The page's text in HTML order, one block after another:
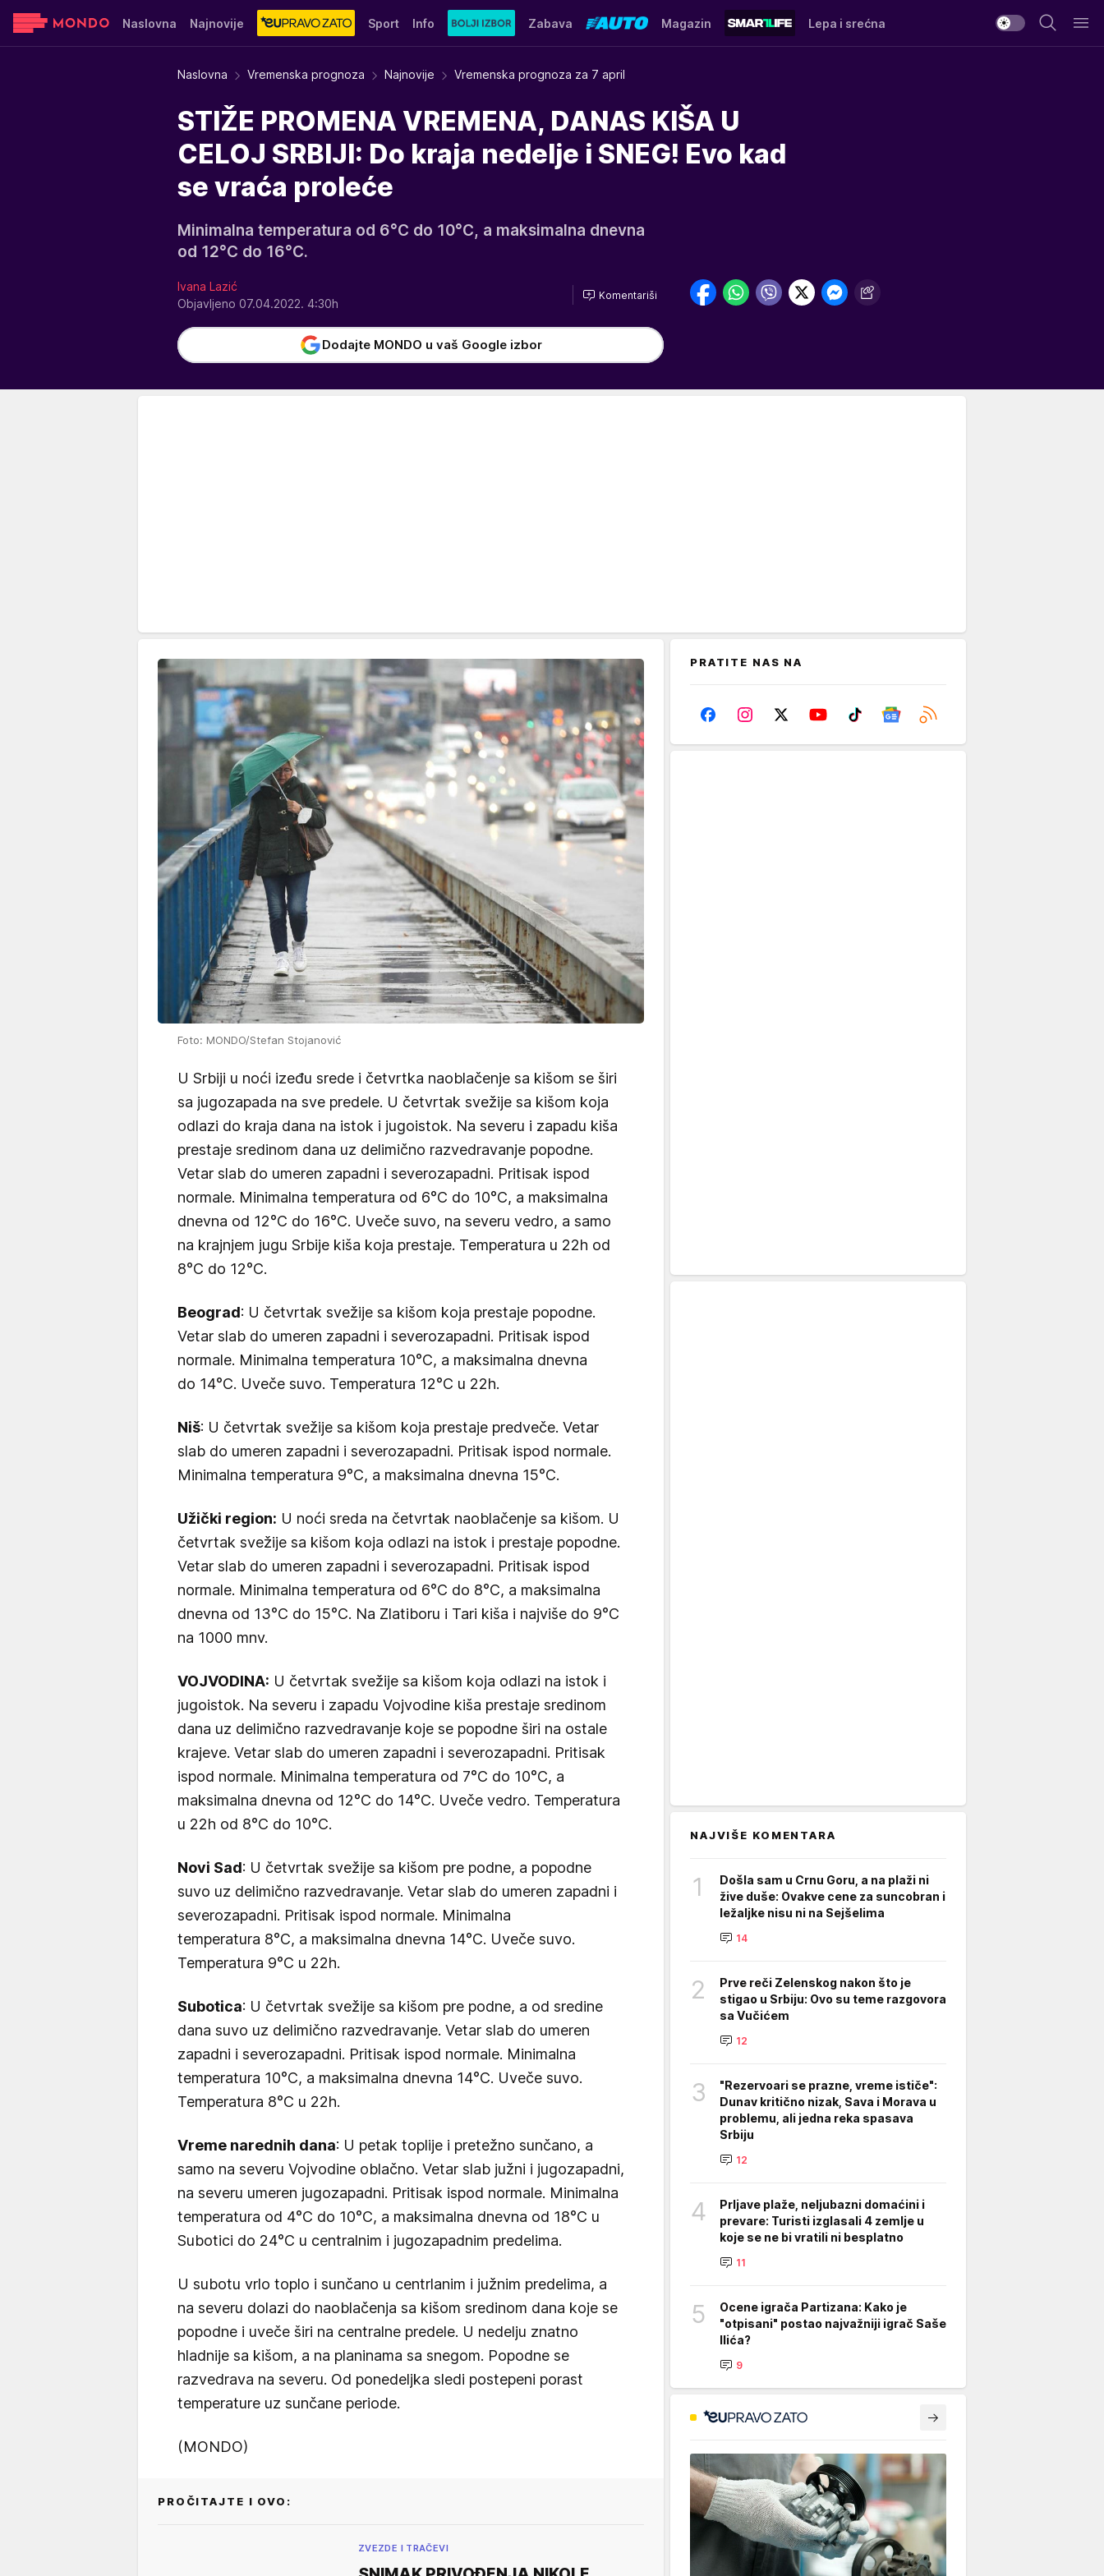
Naslovna Najnovije Sport Info Zabava Magazin Lepa i srećna
Stvar ukusa Yumama
Naslovna Vremenska prognoza Najnovije Vremenska prognoza za 7 april
STIŽE PROMENA VREMENA, DANAS KIŠA U
CELOJ SRBIJI: Do kraja nedelje i SNEG! Evo kad
se vraća proleće
Minimalna temperatura od 6°C do 10°C, a maksimalna dnevna
od 12°C do 16°C.
Ivana Lazić
Objavljeno 07.04.2022. 4:30h
Komentariši
Dodajte MONDO u vaš Google izbor
Foto: MONDO/Stefan Stojanović
U Srbiji u noći izeđu srede i četvrtka naoblačenje sa kišom se širi
sa jugozapada na sve predele. U četvrtak svežije sa kišom koja
odlazi do kraja dana na istok i jugoistok. Na severu i zapadu kiša
prestaje sredinom dana uz delimično razvedravanje popodne.
Vetar slab do umeren zapadni i severozapadni. Pritisak ispod
normale. Minimalna temperatura od 6°C do 10°C, a maksimalna
dnevna od 12°C do 16°C. Uveče suvo, na severu vedro, a samo
na krajnjem jugu Srbije kiša koja prestaje. Temperatura u 22h od
8°C do 12°C.
Beograd: U četvrtak svežije sa kišom koja prestaje popodne.
Vetar slab do umeren zapadni i severozapadni. Pritisak ispod
normale. Minimalna temperatura 10°C, a maksimalna dnevna
do 14°C. Uveče suvo. Temperatura 12°C u 22h.
Niš: U četvrtak svežije sa kišom koja prestaje predveče. Vetar
slab do umeren zapadni i severozapadni. Pritisak ispod normale.
Minimalna temperatura 9°C, a maksimalna dnevna 15°C.
Užički region: U noći sreda na četvrtak naoblačenje sa kišom. U
četvrtak svežije sa kišom koja odlazi na istok i prestaje popodne.
Vetar slab do umeren zapadni i severozapadni. Pritisak ispod
normale. Minimalna temperatura od 6°C do 8°C, a maksimalna
dnevna od 13°C do 15°C. Na Zlatiboru i Tari kiša i najviše do 9°C
na 1000 mnv.
VOJVODINA: U četvrtak svežije sa kišom koja odlazi na istok i
jugoistok. Na severu i zapadu Vojvodine kiša prestaje sredinom
dana uz delimično razvedravanje koje se popodne širi na ostale
krajeve. Vetar slab do umeren zapadni i severozapadni. Pritisak
ispod normale. Minimalna temperatura od 7°C do 10°C, a
maksimalna dnevna od 12°C do 14°C. Uveče vedro. Temperatura
u 22h od 8°C do 10°C.
Novi Sad: U četvrtak svežije sa kišom pre podne, a popodne
suvo uz delimično razvedravanje. Vetar slab do umeren zapadni i
severozapadni. Pritisak ispod normale. Minimalna
temperatura 8°C, a maksimalna dnevna 14°C. Uveče suvo.
Temperatura 9°C u 22h.
Subotica: U četvrtak svežije sa kišom pre podne, a od sredine
dana suvo uz delimično razvedravanje. Vetar slab do umeren
zapadni i severozapadni. Pritisak ispod normale. Minimalna
temperatura 10°C, a maksimalna dnevna 14°C. Uveče suvo.
Temperatura 8°C u 22h.
Vreme narednih dana: U petak toplije i pretežno sunčano, a
samo na severu Vojvodine oblačno. Vetar slab južni i jugozapadni,
na severu umeren jugozapadni. Pritisak ispod normale. Minimalna
temperatura od 4°C do 10°C, a maksimalna dnevna od 18°C u
Subotici do 24°C u centralnim i jugozapadnim predelima.
U subotu vrlo toplo i sunčano u centrlanim i južnim predelima, a
na severu dolazi do naoblačenja sa kišom sredinom dana koje se
popodne i uveče širi na centralne predele. U nedelju znatno
hladnije sa kišom, a na planinama sa snegom. Popodne se
razvedrava na severu. Od ponedeljka sledi postepeni porast
temperature uz sunčane periode.
(MONDO)
PROČITAJTE I OVO:
ZVEZDE I TRAČEVI
PRATITE NAS NA
NAJVIŠE KOMENTARA
1
Došla sam u Crnu Goru, a na plaži ni
žive duše: Ovakve cene za suncobran i
ležaljke nisu ni na Sejšelima
14
2
Prve reči Zelenskog nakon što je
stigao u Srbiju: Ovo su teme razgovora
sa Vučićem
12
3
"Rezervoari se prazne, vreme ističe":
Dunav kritično nizak, Sava i Morava u
problemu, ali jedna reka spasava
Srbiju
12
4
Prljave plaže, neljubazni domaćini i
prevare: Turisti izglasali 4 zemlje u
koje se ne bi vratili ni besplatno
11
5
Ocene igrača Partizana: Kako je
"otpisani" postao najvažniji igrač Saše
Ilića?
9